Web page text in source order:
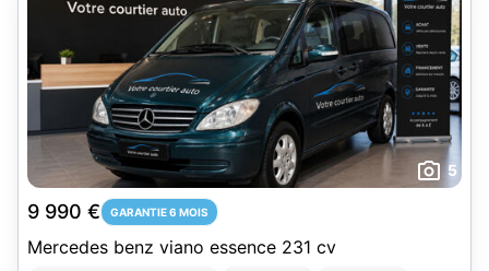
5
9 990 € GARANTIE 6 MOIS
Mercedes benz viano essence 231 cv